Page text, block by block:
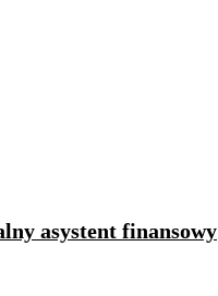
asystent finansowy